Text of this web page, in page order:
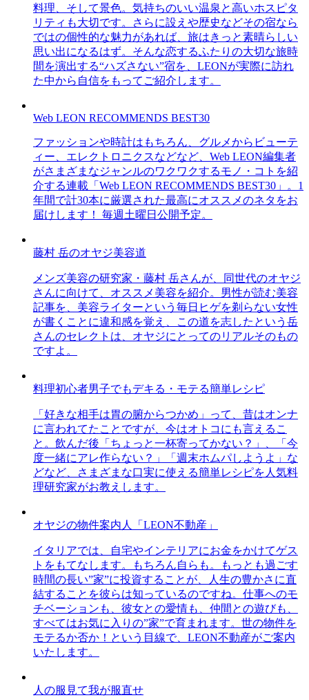
料理、そして景色。気持ちのいい温泉と高いホスピタ
リティも大切です。さらに設えや歴史などその宿なら
ではの個性的な魅力があれば、旅はきっと素晴らしい
思い出になるはず。そんな恋するふたりの大切な旅時
間を演出する“ハズさない”宿を、LEONが実際に訪れ
た中から自信をもってご紹介します。
Web LEON RECOMMENDS BEST30
ファッションや時計はもちろん、グルメからビューテ
ィー、エレクトロニクスなどなど、Web LEON編集者
がさまざまなジャンルのワクワクするモノ・コトを紹
介する連載「Web LEON RECOMMENDS BEST30」。1
年間で計30本に厳選された最高にオススメのネタをお
届けします！ 毎週土曜日公開予定。
藤村 岳のオヤジ美容道
メンズ美容の研究家・藤村 岳さんが、同世代のオヤジ
さんに向けて、オススメ美容を紹介。男性が読む美容
記事を、美容ライターという毎日ヒゲを剃らない女性
が書くことに違和感を覚え、この道を志したという岳
さんのセレクトは、オヤジにとってのリアルそのもの
ですよ。
料理初心者男子でもデキる・モテる簡単レシピ
「好きな相手は胃の腑からつかめ」って、昔はオンナ
に言われてたことですが、今はオトコにも言えるこ
と。飲んだ後「ちょっと一杯寄ってかない？」、「今
度一緒にアレ作らない？」「週末ホムパしようよ」な
どなど、さまざまな口実に使える簡単レシピを人気料
理研究家がお教えします。
オヤジの物件案内人「LEON不動産」
イタリアでは、自宅やインテリアにお金をかけてゲス
トをもてなします。もちろん自らも。もっとも過ごす
時間の長い”家”に投資することが、人生の豊かさに直
結することを彼らは知っているのですね。仕事へのモ
チベーションも、彼女との愛情も、仲間との遊びも、
すべてはお気に入りの”家”で育まれます。世の物件を
モテるか否か！という目線で、LEON不動産がご案内
いたします。
人の服見て我が服直せ